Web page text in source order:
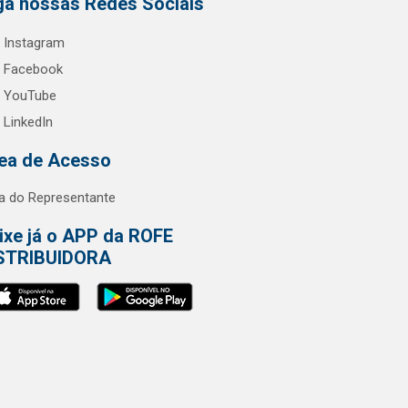
Instagram
Facebook
YouTube
LinkedIn
de Acesso
do Representante
já o APP da ROFE